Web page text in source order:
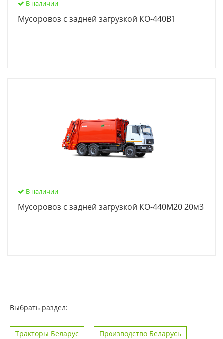
В наличии
Мусоровоз с задней загрузкой КО-440В1
В наличии
Мусоровоз с задней загрузкой КО-440М20 20м3
Выбрать раздел:
Тракторы Беларус Производство Беларусь